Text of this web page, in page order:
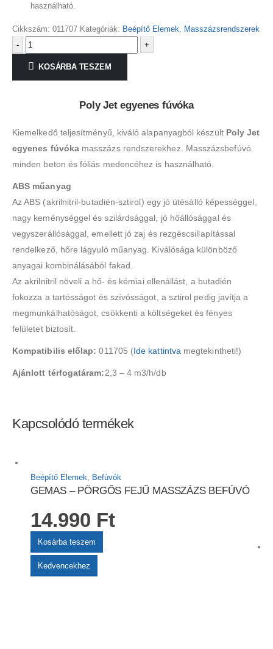
használható.
Cikkszám: 011707 Kategóriák: Beépítő Elemek
Masszázsrendszerek
-
+
KOSÁRBA TESZEM
Poly Jet egyenes fúvóka
Kiemelkedő teljesítményű, kiváló alapanyagból készült Poly Jet
egyenes fúvókamasszázs rendszerekhez. Masszázsbefúvó
minden beton és fóliás medencéhez is használható.
ABS műanyag
Az ABS (akrilnitril-butadién-sztirol) egy jó ütésálló képességgel,
nagy keménységgel és szilárdsággal, jó hőállósággal és
vegyszerállósággal, emellett jó zaj és rezgéscsillapítással
rendelkező, hőre lágyuló műanyag. Kiválósága különböző
anyagai kombinálásából fakad.
Az akrilnitril növeli a hő- és kémiai ellenállást, a butadién
fokozza a tartósságot és szívósságot, a sztirol pedig javítja a
megmunkálhatóságot, csökkenti a költségeket és fényes
felületet biztosít.
Kompatibilis előlap: 011705 (Ide kattintva megtekintheti!)
Ajánlott térfogatáram:2,3 – 4 m3/h/db
Kapcsolódó termékek
Beépítő Elemek, Befúvók
GEMAS – PÖRGŐS FEJŰ MASSZÁZS BEFÚVÓ
14.990 Ft
Kosárba teszem
Kedvencekhez